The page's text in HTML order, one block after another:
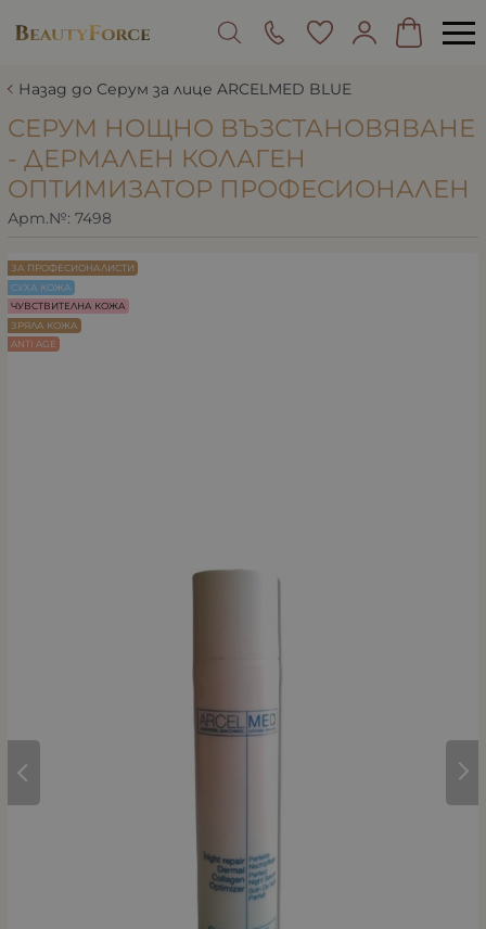
Назад до Серум за лице ARCELMED BLUE
СЕРУМ НОЩНО ВЪЗСТАНОВЯВАНЕ
- ДЕРМАЛЕН КОЛАГЕН
ОПТИМИЗАТОР ПРОФЕСИОНАЛЕН
Арт.№: 7498
ЗА ПРОФЕСИОНАЛИСТИ
СУХА КОЖА
ЧУВСТВИТЕЛНА КОЖА
ЗРЯЛА КОЖА
ANTI AGE